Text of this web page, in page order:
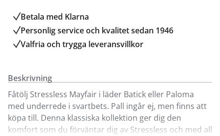
Betala med Klarna
Personlig service och kvalitet sedan 1946
Valfria och trygga leveransvillkor
Beskrivning
Fåtölj Stressless Mayfair i läder Batick eller Paloma
med underrede i svartbets. Pall ingår ej, men finns att
köpa till. Denna klassiska kollektion ger dig den
komfort som du förväntar dig av Stressless och med all